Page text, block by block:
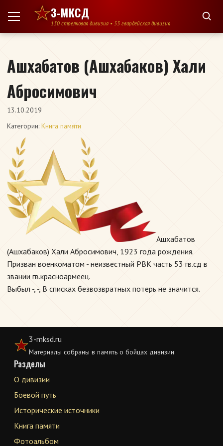
Перейти к содержимому
3-МКСД
130 стрелковая дивизия • 53 гвардейская дивизия
Ашхабатов (Ашхабаков) Хали
Абросимович
13.10.2019
Категории: Книга памяти
Ашхабатов
(Ашхабаков) Хали Абросимович, 1923 года рождения.
Призван военкоматом - неизвестный РВК часть 53 гв.сд в
звании гв.красноармеец.
Выбыл -, -, В списках безвозвратных потерь не значится.
3-mksd.ru
Материалы собраны в память о бойцах дивизии
Разделы
О дивизии
Боевой путь
Исторические источники
Книга памяти
Фотоальбом